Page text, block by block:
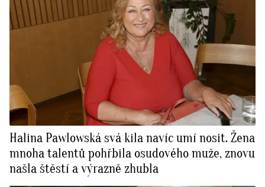
Halina Pawlowská svá kila navíc umí nosit. Žena
mnoha talentů pohřbila osudového muže, znovu
našla štěstí a výrazně zhubla